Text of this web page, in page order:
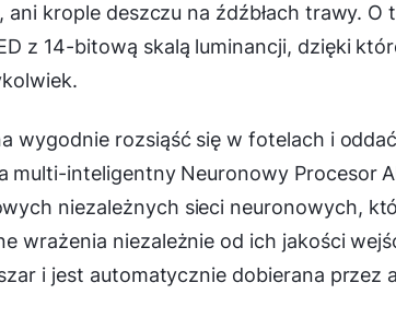
krople deszczu na źdźbłach trawy. O
z 14-bitową skalą luminancji, dzięki
wygodnie rozsiąść się w fotelach i
multi-inteligentny Neuronowy Procesor
niezależnych sieci neuronowych,
wrażenia niezależnie od ich jakości
i jest automatycznie dobierana przez